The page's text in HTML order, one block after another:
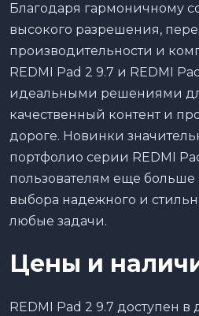
Благодаря гармоничному
высокого разрешения,
производительности и
REDMI Pad 2 9.7 и REDMI
идеальными решениями
качественный контент и
дороге. Новинки
портфолио серии REDMI
пользователям еще
выбора надежного и
любые задачи.
Цены и
REDMI Pad 2 9.7 доступен в